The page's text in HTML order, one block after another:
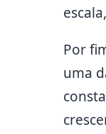
Por
uma